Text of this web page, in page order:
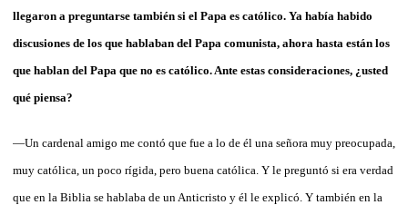
llegaron a preguntarse también si el Papa es católico. Ya había habido
discusiones de los que hablaban del Papa comunista, ahora hasta están los
que hablan del Papa que no es católico. Ante estas consideraciones, ¿usted
qué piensa?
—Un cardenal amigo me contó que fue a lo de él una señora muy preocupada,
muy católica, un poco rígida, pero buena católica. Y le preguntó si era verdad
que en la Biblia se hablaba de un Anticristo y él le explicó. Y también en la